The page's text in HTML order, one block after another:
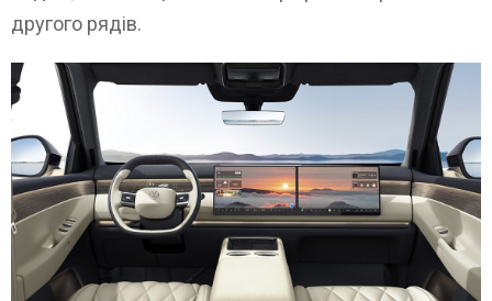
другого рядів.